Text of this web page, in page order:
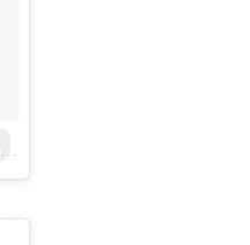
Shiho Takedaさん(@shihohohon)がシェアした投稿